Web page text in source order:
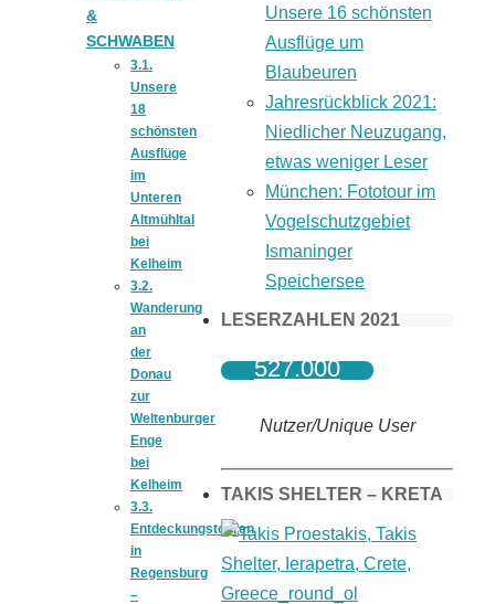
&
SCHWABEN
3.1.
Unsere
18
schönsten
Ausflüge
im
Unteren
Altmühltal
bei
Kelheim
3.2.
Wanderung
an
der
Donau
zur
Weltenburger
Enge
bei
Kelheim
3.3.
Entdeckungstouren
in
Regensburg
–
Unsere 16 schönsten
Ausflüge um
Blaubeuren
Jahresrückblick 2021:
Niedlicher Neuzugang,
etwas weniger Leser
München: Fototour im
Vogelschutzgebiet
Ismaninger
Speichersee
LESERZAHLEN 2021
527.000
Nutzer/Unique User
TAKIS SHELTER – KRETA